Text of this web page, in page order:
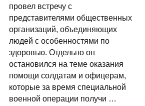
провел встречу с
представителями общественных
организаций, объединяющих
людей с особенностями по
здоровью. Отдельно он
остановился на теме оказания
помощи солдатам и офицерам,
которые за время специальной
военной операции получи …